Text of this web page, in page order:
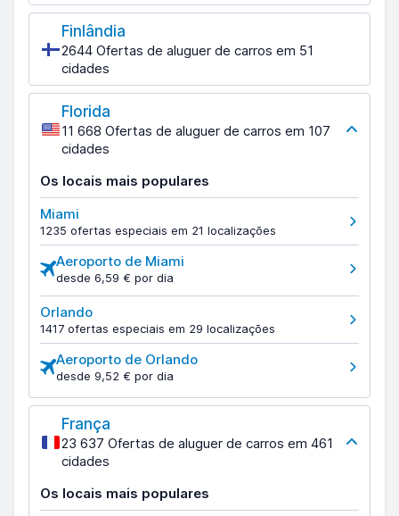
Finlândia
2644 Ofertas de aluguer de carros em 51
cidades
Florida
11 668 Ofertas de aluguer de carros em 107
cidades
Os locais mais populares
Miami
1235 ofertas especiais em 21 localizações
Aeroporto de Miami
desde 6,59 € por dia
Orlando
1417 ofertas especiais em 29 localizações
Aeroporto de Orlando
desde 9,52 € por dia
França
23 637 Ofertas de aluguer de carros em 461
cidades
Os locais mais populares